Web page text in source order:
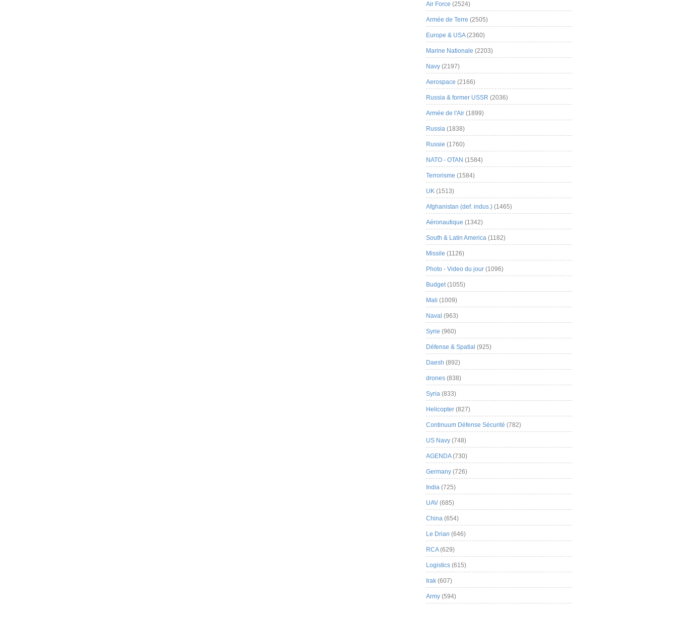
Air Force (2524)
Armée de Terre (2505)
Europe & USA(2360)
Marine Nationale (2203)
Navy (2197)
Aerospace (2166)
Russia & former USSR (2036)
Armée de l'Air (1899)
Russia (1838)
Russie (1760)
NATO - OTAN (1584)
Terrorisme (1584)
UK (1513)
Afghanistan (def. indus.) (1465)
Aéronautique (1342)
South & Latin America (1182)
Missile (1126)
Photo - Video du jour (1096)
Budget(1055)
Mali (1009)
Naval (963)
Syrie (960)
Défense & Spatial (925)
Daesh (892)
drones (838)
Syria (833)
Helicopter (827)
Continuum Défense Sécurité (782)
US Navy (748)
AGENDA(730)
Germany (726)
India (725)
UAV (685)
China (654)
Le Drian (646)
RCA(629)
Logistics (615)
Irak (607)
Army (594)